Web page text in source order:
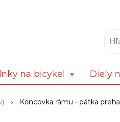
na bicykel Diely
Koncovka rámu - pätka